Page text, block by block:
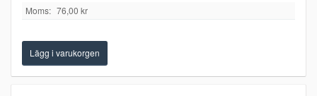
Moms: 76,00 kr